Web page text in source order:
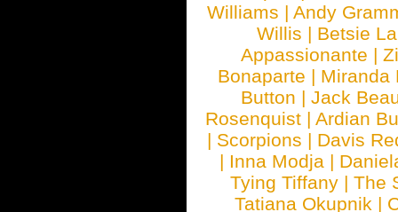
Williams | Andy
Willis | Betsie
Appassionante |
Bonaparte | Miranda
Button | Jack
Rosenquist |Ardian
| Scorpions | Davis
| Inna Modja |
Tying Tiffany |The
Tatiana Okupnik |